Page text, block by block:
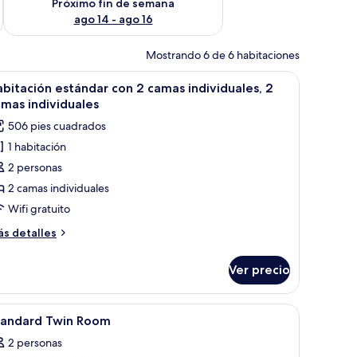
Próximo fin de semana
ago 14 - ago 16
Mostrando 6 de 6 habitaciones
grande, una mesita, dos sillas y vistas a la ciudad a través de amplios
Habitación de hotel con dos camas,
4
estándar con 2 camas individuales, 2
individuales
506 pies cuadrados
1 habitación
2 personas
2 camas individuales
Wifi gratuito
detalles
Ver precio
una mesita de noche con lámpara y vistas al exterior.
Habitación de hotel con dos camas, un
2 Twin Room
2 personas